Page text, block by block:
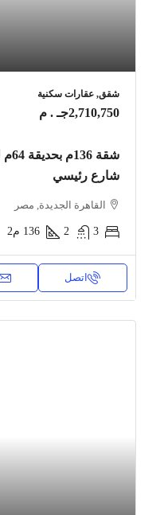
شقق, عقارات سكنية
2,710,750جـ . م
شارع رئيسي
القاهرة الجديدة, مصر
3
2
136 م2
اتصل